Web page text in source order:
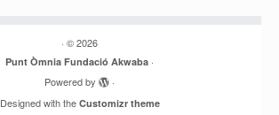
·© 2026
Punt Òmnia Fundació Akwaba ·
Powered by
·
Designed with the Customizr theme